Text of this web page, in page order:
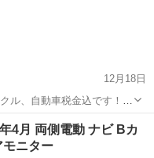
12月18日
ル、自動車税金込です！
。 県外登録陸送別となり
Bluetooth
4月 両側電動 ナビ Bカ
モニター